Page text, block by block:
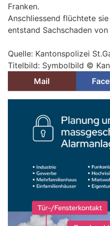
Franken.
Anschliessend flüchtete
entstand Sachschaden
Quelle: Kantonspolizei
Titelbild: Symbolbild ©
Mail